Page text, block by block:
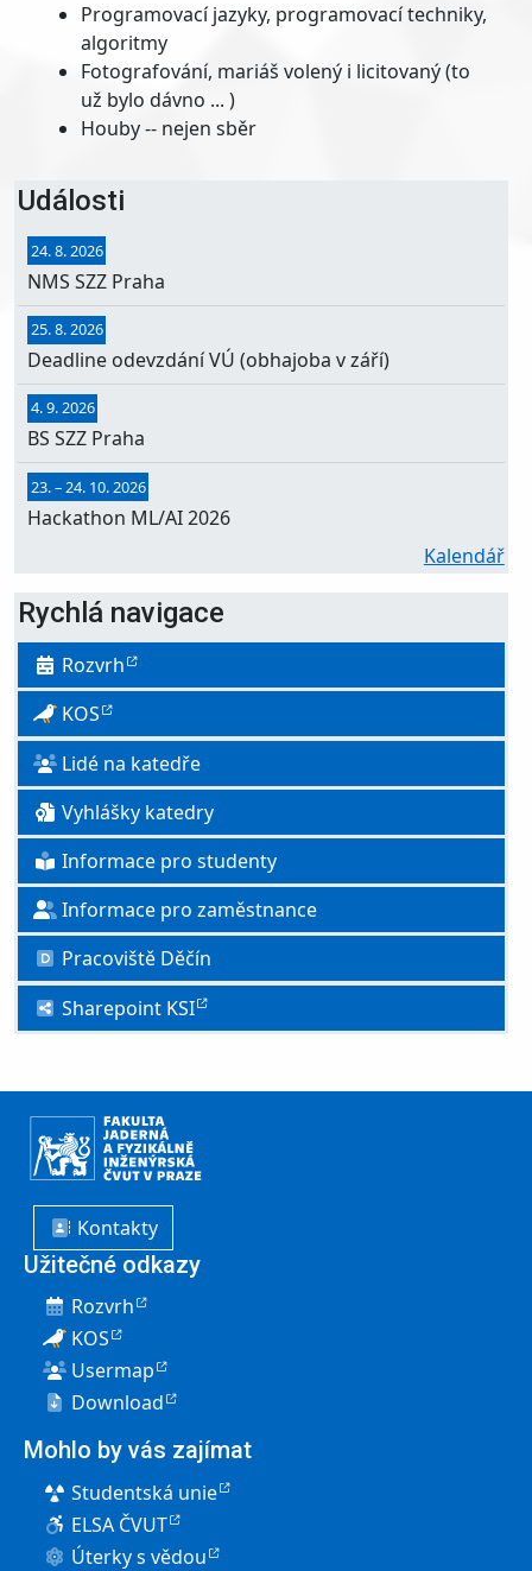
Události
NMS SZZ Praha
24. 8. 2026
Deadline odevzdání VÚ (obhajoba v září)
25. 8. 2026
BS SZZ Praha
4. 9. 2026
Hackathon ML/AI 2026
23.–24. 10. 2026
Kalendář
Rychlá navigace
Rozvrh
KOS
Lidé na katedře
Vyhlášky katedry
Informace pro studenty
Informace pro zaměstnance
Pracoviště Děčín
Sharepoint KSI
Programovací jazyky, programovací techniky,
algoritmy
Fotografování, mariáš volený i licitovaný (to
už bylo dávno ... )
Houby -- nejen sběr
Kontakty
Užitečné odkazy
Rozvrh
KOS
Usermap
Download
Mohlo by vás zajímat
Studentská unie
ELSA ČVUT
Úterky s vědou